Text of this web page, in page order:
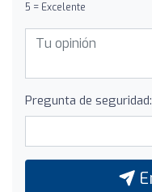
5 = Excelente
Pregunta de